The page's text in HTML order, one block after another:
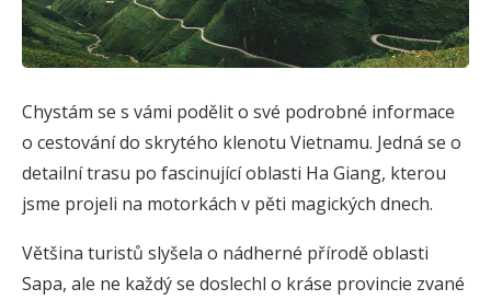
Chystám se s vámi podělit o své podrobné informace
o cestování do skrytého klenotu Vietnamu. Jedná se o
detailní trasu po fascinující oblasti Ha Giang, kterou
jsme projeli na motorkách v pěti magických dnech.
Většina turistů slyšela o nádherné přírodě oblasti
Sapa, ale ne každý se doslechl o kráse provincie zvané